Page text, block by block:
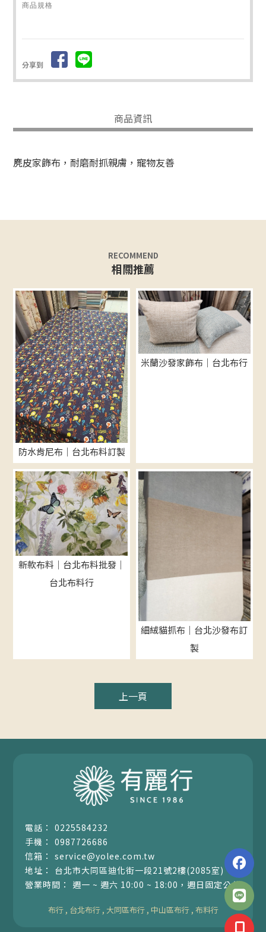
商品規格
分享到
商品資訊
麂皮家飾布，耐磨耐抓親膚，寵物友善
防水肯尼布｜台北布料訂製
米蘭沙發家飾布｜台北布行
新款布料｜台北布料批發｜
台北布料行
細絨貓抓布｜台北沙發布訂
製
上一頁
0225584232
0987726686
service@yolee.com.tw
台北市大同區迪化街一段21號2樓(2085室)
週一 ~ 週六 10:00 ~ 18:00，週日固定公休
布行 台北布行 大同區布行 中山區布行 布料行